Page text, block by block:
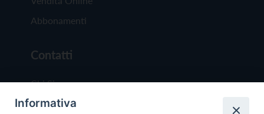
Abbonamenti
Contatti
Chi Siamo
Redazione
Informativa